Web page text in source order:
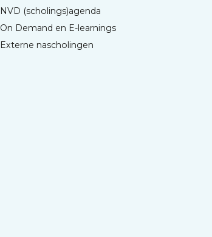
NVD (scholings)agenda
On Demand en E-learnings
Externe nascholingen